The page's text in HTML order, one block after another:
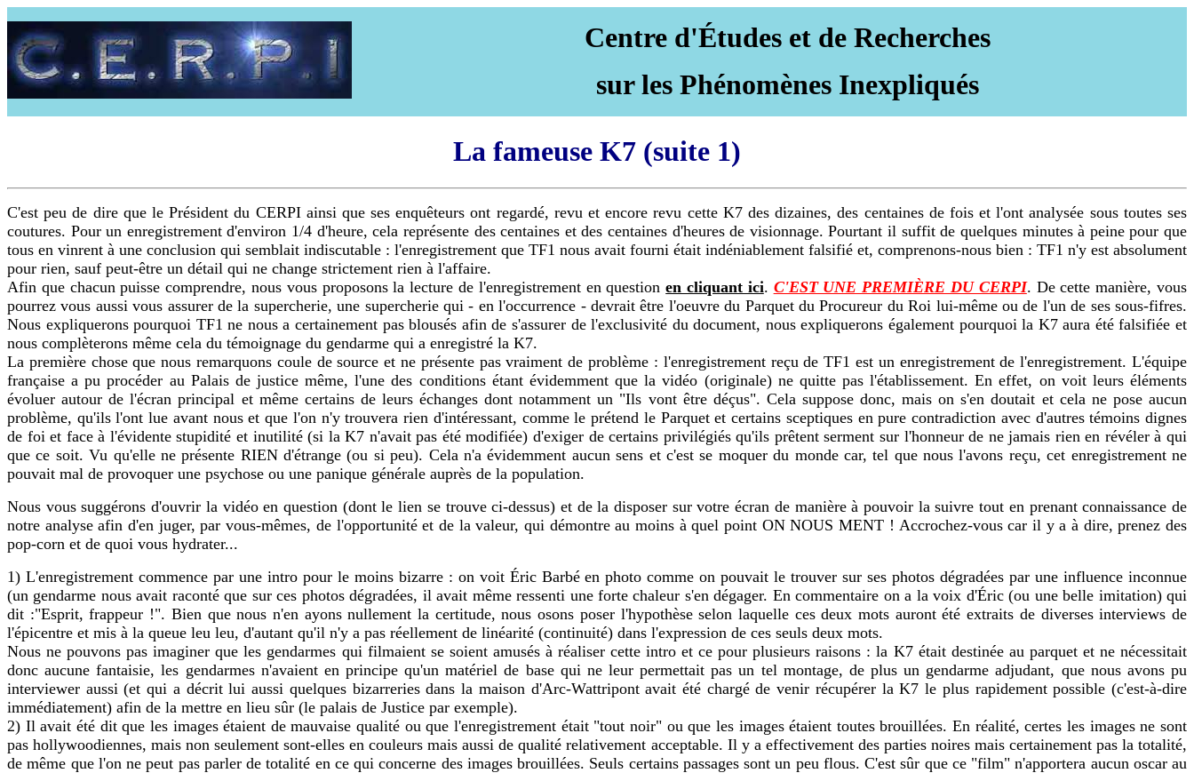
Centre d'Études et de Recherches
sur les Phénomènes Inexpliqués
La fameuse K7 (suite 1)
C'est peu de dire que le Président du CERPI ainsi que ses enquêteurs ont regardé, revu et encore revu cette K7 des dizaines, des centaines de fois et l'ont analysée sous toutes ses
coutures. Pour un enregistrement d'environ 1/4 d'heure, cela représente des centaines et des centaines d'heures de visionnage. Pourtant il suffit de quelques minutes à peine pour que
tous en vinrent à une conclusion qui semblait indiscutable : l'enregistrement que TF1 nous avait fourni était indéniablement falsifié et, comprenons-nous bien : TF1 n'y est absolument
pour rien, sauf peut-être un détail qui ne change strictement rien à l'affaire.
Afin que chacun puisse comprendre, nous vous proposons la lecture de l'enregistrement en questionen cliquant ici. C'EST UNE PREMIÈRE DU CERPI. De cette manière, vous
pourrez vous aussi vous assurer de la supercherie, une supercherie qui - en l'occurrence - devrait être l'oeuvre du Parquet du Procureur du Roi lui-même ou de l'un de ses sous-fifres.
Nous expliquerons pourquoi TF1 ne nous a certainement pas blousés afin de s'assurer de l'exclusivité du document, nous expliquerons également pourquoi la K7 aura été falsifiée et
nous complèterons même cela du témoignage du gendarme qui a enregistré la K7.
La première chose que nous remarquons coule de source et ne présente pas vraiment de problème : l'enregistrement reçu de TF1 est un enregistrement de l'enregistrement. L'équipe
française a pu procéder au Palais de justice même, l'une des conditions étant évidemment que la vidéo (originale) ne quitte pas l'établissement. En effet, on voit leurs éléments
évoluer autour de l'écran principal et même certains de leurs échanges dont notamment un "Ils vont être déçus". Cela suppose donc, mais on s'en doutait et cela ne pose aucun
problème, qu'ils l'ont lue avant nous et que l'on n'y trouvera rien d'intéressant, comme le prétend le Parquet et certains sceptiques en pure contradiction avec d'autres témoins dignes
de foi et face à l'évidente stupidité et inutilité (si la K7 n'avait pas été modifiée) d'exiger de certains privilégiés qu'ils prêtent serment sur l'honneur de ne jamais rien en révéler à qui
que ce soit. Vu qu'elle ne présente RIEN d'étrange (ou si peu). Cela n'a évidemment aucun sens et c'est se moquer du monde car, tel que nous l'avons reçu, cet enregistrement ne
pouvait mal de provoquer une psychose ou une panique générale auprès de la population.
Nous vous suggérons d'ouvrir la vidéo en question (dont le lien se trouve ci-dessus) et de la disposer sur votre écran de manière à pouvoir la suivre tout en prenant connaissance de
notre analyse afin d'en juger, par vous-mêmes, de l'opportunité et de la valeur, qui démontre au moins à quel point ON NOUS MENT ! Accrochez-vous car il y a à dire, prenez des
pop-corn et de quoi vous hydrater...
1) L'enregistrement commence par une intro pour le moins bizarre : on voit Éric Barbé en photo comme on pouvait le trouver sur ses photos dégradées par une influence inconnue
(un gendarme nous avait raconté que sur ces photos dégradées, il avait même ressenti une forte chaleur s'en dégager. En commentaire on a la voix d'Éric (ou une belle imitation) qui
dit :"Esprit, frappeur !". Bien que nous n'en ayons nullement la certitude, nous osons poser l'hypothèse selon laquelle ces deux mots auront été extraits de diverses interviews de
l'épicentre et mis à la queue leu leu, d'autant qu'il n'y a pas réellement de linéarité (continuité) dans l'expression de ces seuls deux mots.
Nous ne pouvons pas imaginer que les gendarmes qui filmaient se soient amusés à réaliser cette intro et ce pour plusieurs raisons : la K7 était destinée au parquet et ne nécessitait
donc aucune fantaisie, les gendarmes n'avaient en principe qu'un matériel de base qui ne leur permettait pas un tel montage, de plus un gendarme adjudant, que nous avons pu
interviewer aussi (et qui a décrit lui aussi quelques bizarreries dans la maison d'Arc-Wattripont avait été chargé de venir récupérer la K7 le plus rapidement possible (c'est-à-dire
immédiatement) afin de la mettre en lieu sûr (le palais de Justice par exemple).
2) Il avait été dit que les images étaient de mauvaise qualité ou que l'enregistrement était "tout noir" ou que les images étaient toutes brouillées. En réalité, certes les images ne sont
pas hollywoodiennes, mais non seulement sont-elles en couleurs mais aussi de qualité relativement acceptable. Il y a effectivement des parties noires mais certainement pas la totalité,
de même que l'on ne peut pas parler de totalité en ce qui concerne des images brouillées. Seuls certains passages sont un peu flous. C'est sûr que ce "film" n'apportera aucun oscar au